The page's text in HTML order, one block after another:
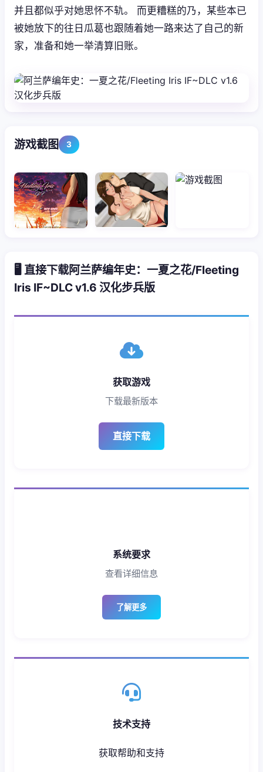
并且都似乎对她思怀不轨。 而更糟糕的乃，某些本已
被她放下的往日瓜葛也跟随着她一路来达了自己的新
家，准备和她一举清算旧账。
游戏截图 3
🖥️ 直接下载阿兰萨编年史：一夏之花/Fleeting
Iris IF~DLC v1.6 汉化步兵版
获取游戏
下载最新版本
直接下载
系统要求
查看详细信息
了解更多
技术支持
获取帮助和支持